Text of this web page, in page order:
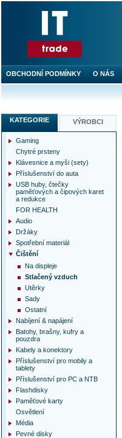
KATEGORIE VÝROBCI
Gaming
Chytré prsteny
Klávesnice a myši (sety)
Příslušenství do auta
USB huby, čtečky
paměťových a čipových karet
a redukce
FOR HEALTH
Audio
Držáky
Spotřební materiál
Čištění
Na displeje
Stlačený vzduch
Utěrky
Sady
Ostatní
Nabíjení & napájení
Batohy, brašny, kufry a
pouzdra
Kabely a konektory
Příslušenství pro mobily a
tablety
Příslušenství pro PC a NTB
Flashdisky
Paměťové karty
Osvětlení
Média
Pevné disky
OBCHODNÍ PODMÍNKY O NÁS